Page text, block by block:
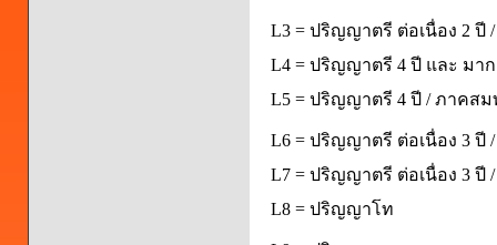
L3 = ปริญญาตรี ต่อเนื่อง 2 ปี
L4 = ปริญญาตรี 4 ปี และ มา
L5 = ปริญญาตรี 4 ปี / ภาคส
L6 = ปริญญาตรี ต่อเนื่อง 3 ปี
L7 = ปริญญาตรี ต่อเนื่อง 3 ปี
L8 = ปริญญาโท